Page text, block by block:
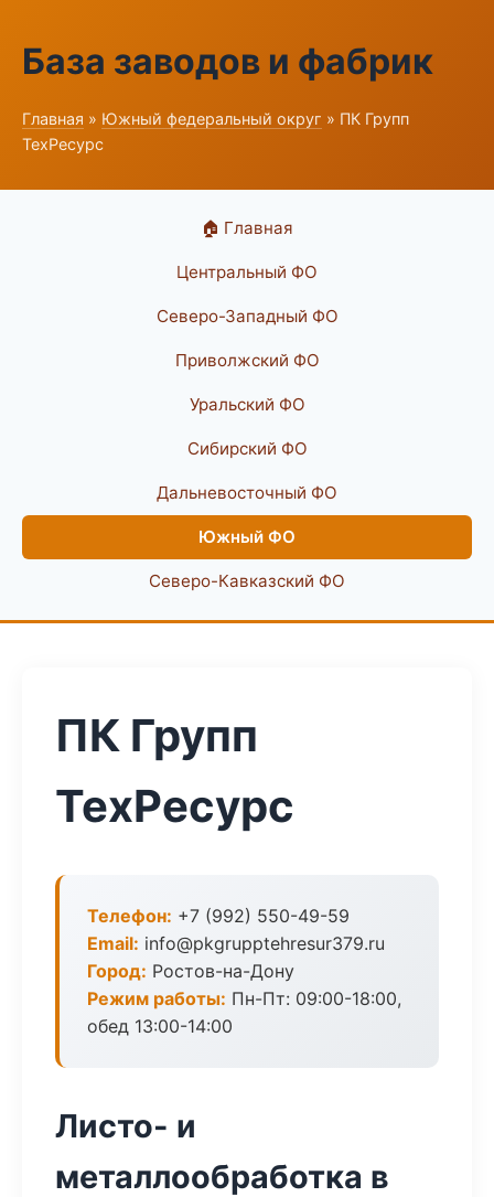
База заводов и фабрик
Главная » Южный федеральный округ » ПК Групп
ТехРесурс
🏠 Главная
Центральный ФО
Северо-Западный ФО
Приволжский ФО
Уральский ФО
Сибирский ФО
Дальневосточный ФО
Южный ФО
Северо-Кавказский ФО
ПК Групп
ТехРесурс
Телефон: +7 (992) 550-49-59
Email: info@pkgrupptehresur379.ru
Город: Ростов-на-Дону
Режим работы: Пн-Пт: 09:00-18:00,
обед 13:00-14:00
Листо- и
металлообработка в